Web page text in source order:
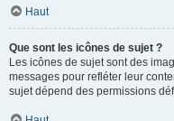
Haut
Que sont les icônes de sujet ?
Les icônes de sujet sont des
messages pour refléter leur
sujet dépend des permissions